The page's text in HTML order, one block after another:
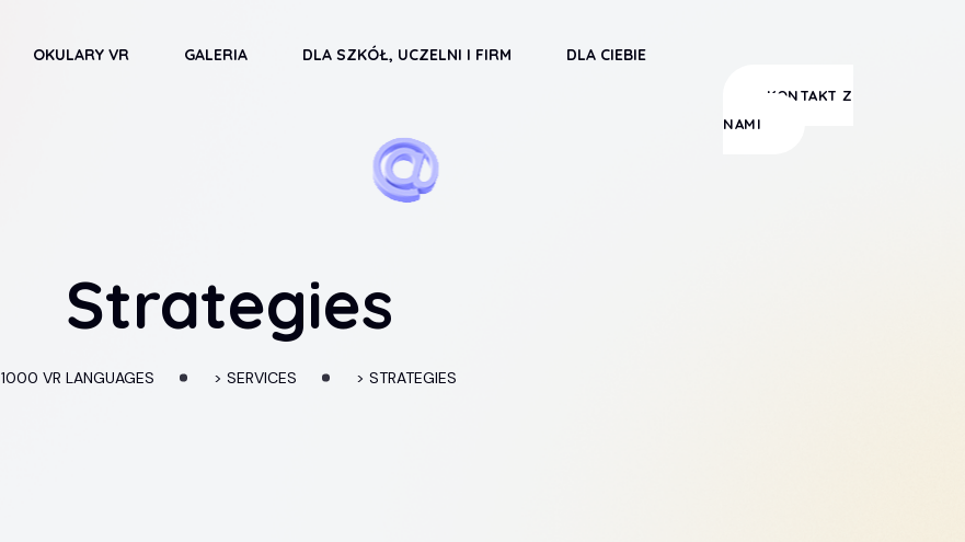
OKULARY VR GALERIA DLA SZKÓŁ, UCZELNI I FIRM DLA CIEBIE
KONTAKT Z
NAMI
Strategies
1000 VR LANGUAGES > SERVICES > STRATEGIES